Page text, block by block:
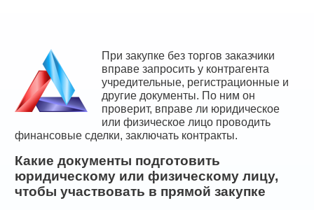
При закупке без торгов заказчики
вправе запросить у контрагента
учредительные, регистрационные и
другие документы. По ним он
проверит, вправе ли юридическое
или физическое лицо проводить
финансовые сделки, заключать контракты.
Какие документы подготовить
юридическому или физическому лицу,
чтобы участвовать в прямой закупке